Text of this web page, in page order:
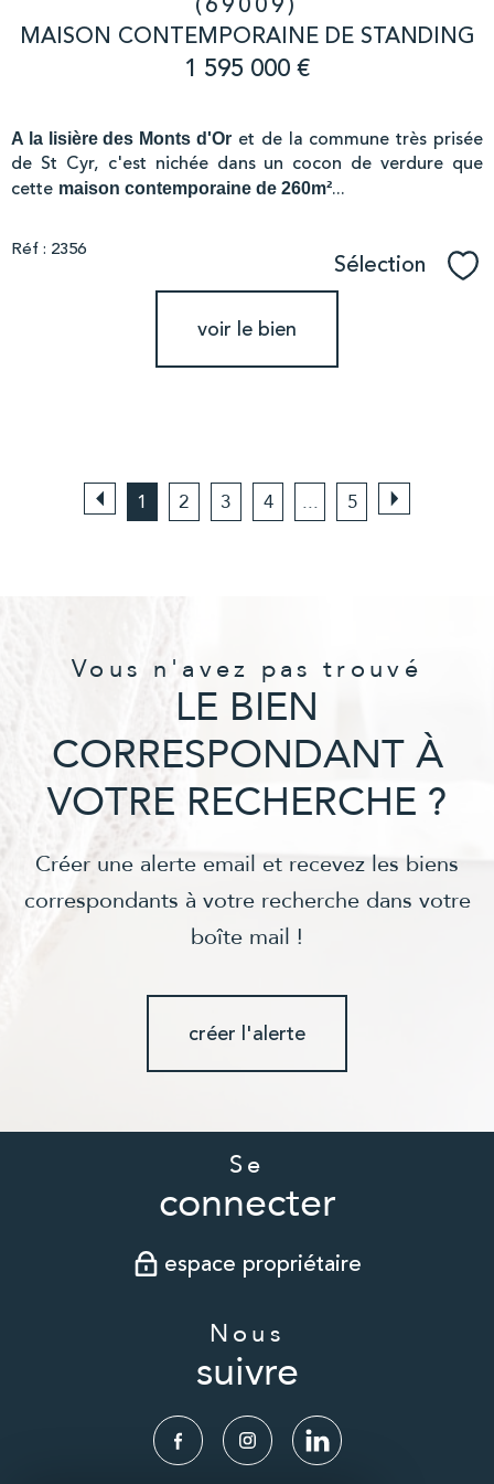
MAISON CONTEMPORAINE DE STANDING
1 595 000 €
A la lisière des Monts d'Or et de la commune très prisée
de St Cyr, c'est nichée dans un cocon de verdure que
cette maison contemporaine de 260m²...
Réf : 2356 Sélection
voir le bien
1 2 3 4 ... 5
Vous n'avez pas trouvé
LE BIEN
CORRESPONDANT À
VOTRE RECHERCHE ?
Créer une alerte email et recevez les biens
correspondants à votre recherche dans votre
boîte mail !
créer l'alerte
Se
connecter
espace propriétaire
Nous
suivre